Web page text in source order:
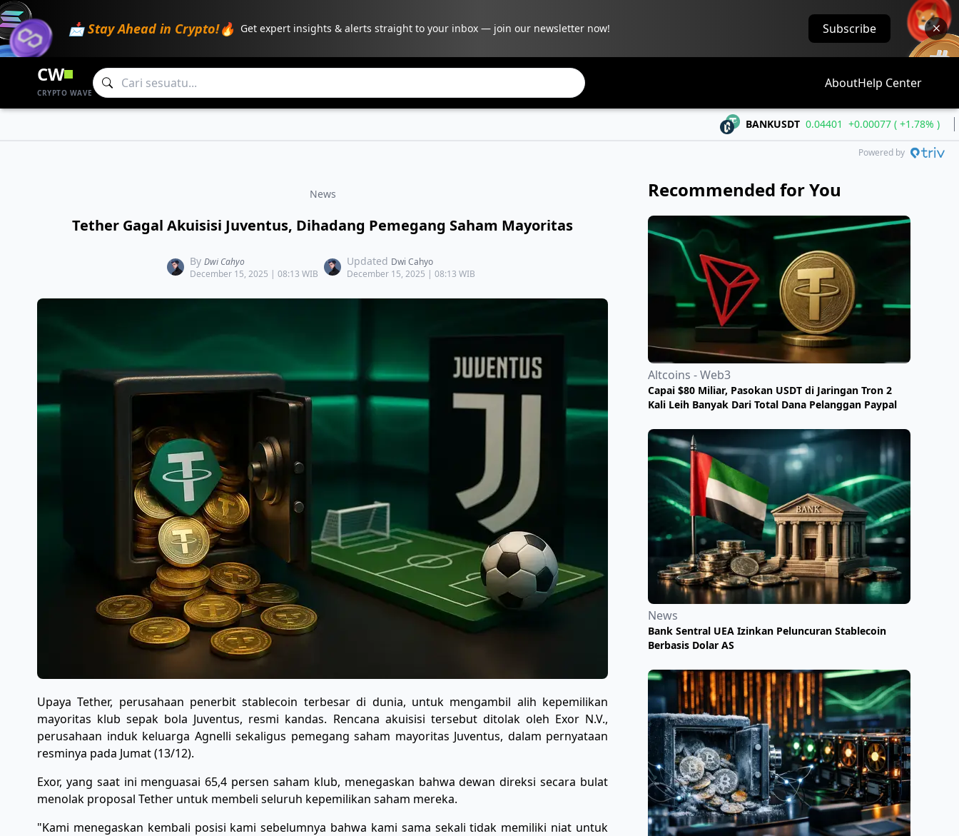
📩 Stay Ahead in Crypto!🔥 Get expert insights & alerts straight to your inbox — join our newsletter now! Subscribe
CW
CRYPTO WAVE
AboutHelp Center
BANKUSDT 0.04401 +0.00077 ( +1.78% )
Powered by
News
Tether Gagal Akuisisi Juventus, Dihadang Pemegang Saham Mayoritas
By Dwi Cahyo
December 15, 2025 | 08:13 WIB
Updated Dwi Cahyo
December 15, 2025 | 08:13 WIB
​Upaya Tether, perusahaan penerbit stablecoin terbesar di dunia, untuk mengambil alih kepemilikan
mayoritas klub sepak bola Juventus, resmi kandas. Rencana akuisisi tersebut ditolak oleh Exor N.V.,
perusahaan induk keluarga Agnelli sekaligus pemegang saham mayoritas Juventus, dalam pernyataan
resminya pada Jumat (13/12).
​Exor, yang saat ini menguasai 65,4 persen saham klub, menegaskan bahwa dewan direksi secara bulat
menolak proposal Tether untuk membeli seluruh kepemilikan saham mereka.
​"Kami menegaskan kembali posisi kami sebelumnya bahwa kami sama sekali tidak memiliki niat untuk
Recommended for You
Altcoins - Web3
Capai $80 Miliar, Pasokan USDT di Jaringan Tron 2
Kali Leih Banyak Dari Total Dana Pelanggan Paypal
News
Bank Sentral UEA Izinkan Peluncuran Stablecoin
Berbasis Dolar AS